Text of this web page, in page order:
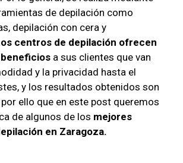
de depilación como
depilación con cera y
centros de depilación ofrecen
a sus clientes que van
y la privacidad hasta el
y los resultados obtenidos son
ello que en este post queremos
de algunos de los mejores
en Zaragoza.